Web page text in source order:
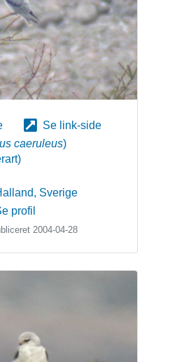
Se link-side
caeruleus)
)
, Sverige
profil
2004-04-28